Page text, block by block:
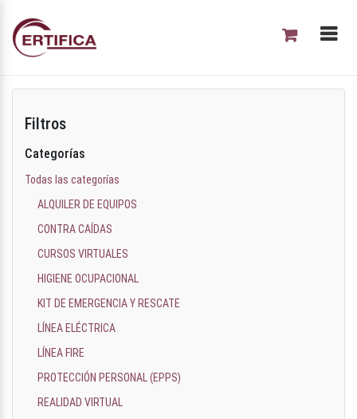
Filtros
Categorías
Todas las categorías
ALQUILER DE EQUIPOS
CONTRA CAÍDAS
CURSOS VIRTUALES
HIGIENE OCUPACIONAL
KIT DE EMERGENCIA Y RESCATE
LÍNEA ELÉCTRICA
LÍNEA FIRE
PROTECCIÓN PERSONAL (EPPS)
REALIDAD VIRTUAL